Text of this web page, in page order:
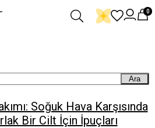
0
Ara
Soğuk Hava Karşısında
Bir Cilt İçin İpuçları